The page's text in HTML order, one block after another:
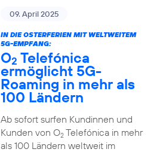
09. April 2025
IN DIE OSTERFERIEN MIT WELTWEITEM
5G-EMPFANG:
O2 Telefónica
ermöglicht 5G-
Roaming in mehr als
100 Ländern
Ab sofort surfen Kundinnen und
Kunden von O2Telefónica in mehr
als 100 Ländern weltweit im